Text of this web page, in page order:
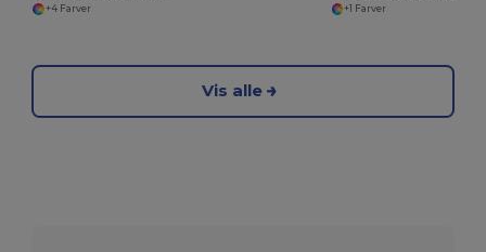
+4 Farver
+1 Farver
Vis alle